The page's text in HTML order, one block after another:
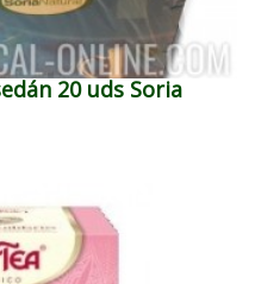
20 uds Soria